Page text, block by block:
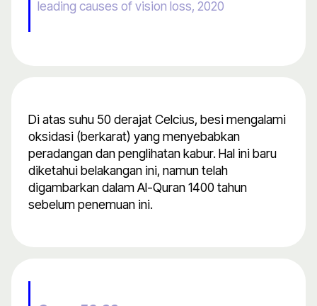
leading causes of vision loss, 2020
Di atas suhu 50 derajat Celcius, besi mengalami
oksidasi (berkarat) yang menyebabkan
peradangan dan penglihatan kabur. Hal ini baru
diketahui belakangan ini, namun telah
digambarkan dalam Al-Quran 1400 tahun
sebelum penemuan ini.